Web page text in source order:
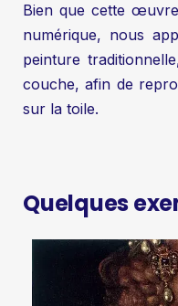
Bien que cette
numérique, nous
peinture
couche, afin de
sur la toile.
Quelques